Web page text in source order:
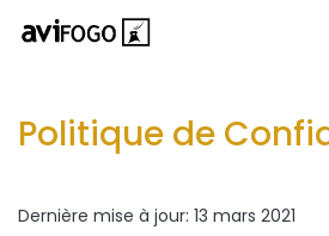
Politique de
Dernière mise à jour: 13 mars 2021